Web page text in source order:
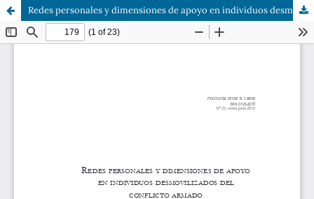
Redes personales y dimensiones de apoyo en individuos desmovilizados del conflicto armado